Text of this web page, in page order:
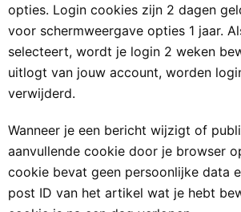
opties. Login cookies zijn 2 dagen
voor schermweergave opties 1 jaar.
selecteert, wordt je login 2 weken
uitlogt van jouw account, worden
verwijderd.
Wanneer je een bericht wijzigt of
aanvullende cookie door je browser
cookie bevat geen persoonlijke data
post ID van het artikel wat je hebt